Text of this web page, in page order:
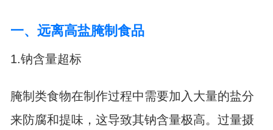
一、远离高盐腌制食品
1.钠含量超标
腌制类食物在制作过程中需要加入大量的盐分
来防腐和提味，这导致其钠含量极高。过量摄